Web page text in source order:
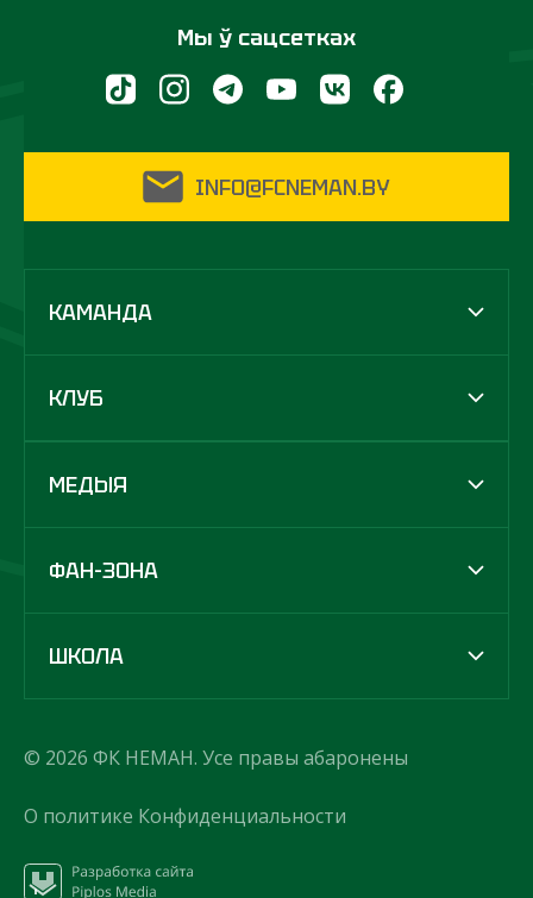
Мы ў сацсетках
INFO@FCNEMAN.BY
КАМАНДА
КЛУБ
МЕДЫЯ
ФАН-ЗОНА
ШКОЛА
© 2026 ФК НЕМАН. Усе правы абаронены
О политике Конфиденциальности